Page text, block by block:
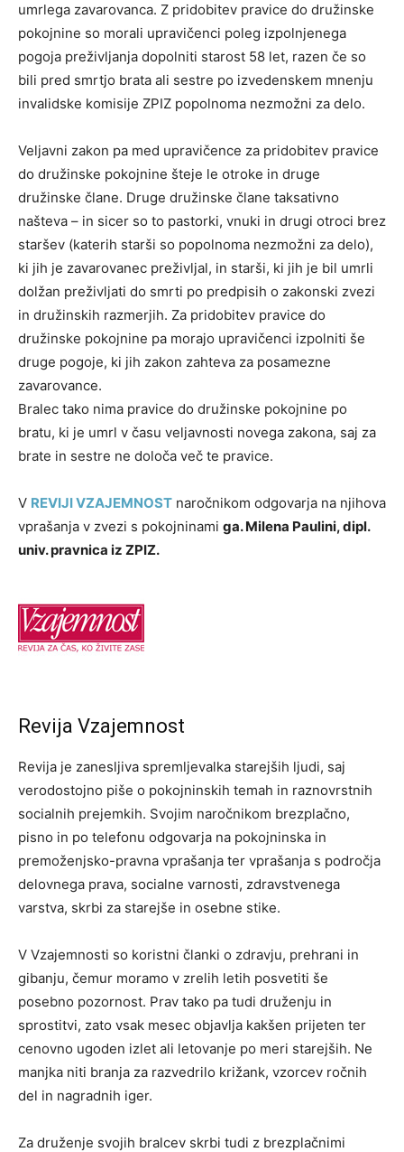
umrlega zavarovanca. Z pridobitev pravice do družinske
pokojnine so morali upravičenci poleg izpolnjenega
pogoja preživljanja dopolniti starost 58 let, razen če so
bili pred smrtjo brata ali sestre po izvedenskem mnenju
invalidske komisije ZPIZ popolnoma nezmožni za delo.
Veljavni zakon pa med upravičence za pridobitev pravice
do družinske pokojnine šteje le otroke in druge
družinske člane. Druge družinske člane taksativno
našteva – in sicer so to pastorki, vnuki in drugi otroci brez
staršev (katerih starši so popolnoma nezmožni za delo),
ki jih je zavarovanec preživljal, in starši, ki jih je bil umrli
dolžan preživljati do smrti po predpisih o zakonski zvezi
in družinskih razmerjih. Za pridobitev pravice do
družinske pokojnine pa morajo upravičenci izpolniti še
druge pogoje, ki jih zakon zahteva za posamezne
zavarovance.
Bralec tako nima pravice do družinske pokojnine po
bratu, ki je umrl v času veljavnosti novega zakona, saj za
brate in sestre ne določa več te pravice.
V REVIJI VZAJEMNOST naročnikom odgovarja na njihova
vprašanja v zvezi s pokojninami ga. Milena Paulini, dipl.
univ. pravnica iz ZPIZ.
Revija Vzajemnost
Revija je zanesljiva spremljevalka starejših ljudi, saj
verodostojno piše o pokojninskih temah in raznovrstnih
socialnih prejemkih. Svojim naročnikom brezplačno,
pisno in po telefonu odgovarja na pokojninska in
premoženjsko-pravna vprašanja ter vprašanja s področja
delovnega prava, socialne varnosti, zdravstvenega
varstva, skrbi za starejše in osebne stike.
V Vzajemnosti so koristni članki o zdravju, prehrani in
gibanju, čemur moramo v zrelih letih posvetiti še
posebno pozornost. Prav tako pa tudi druženju in
sprostitvi, zato vsak mesec objavlja kakšen prijeten ter
cenovno ugoden izlet ali letovanje po meri starejših. Ne
manjka niti branja za razvedrilo križank, vzorcev ročnih
del in nagradnih iger.
Za druženje svojih bralcev skrbi tudi z brezplačnimi